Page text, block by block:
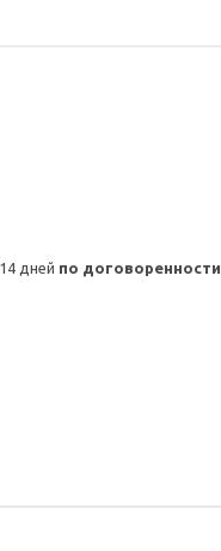
дней по договоренности